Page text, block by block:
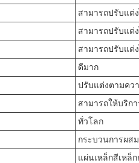
สามารถปรับแต่
สามารถปรับแต่
สามารถปรับแต่
ดีมาก
ปรับแต่งตามคว
สามารถให้บริก
ทั่วโลก
กระบวนการผสม
แผ่นเหล็กสีเหล็